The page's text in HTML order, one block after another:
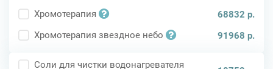
Хромотерапия
68832 р.
Хромотерапия звездное небо
91968 р.
Соли для чистки водонагревателя